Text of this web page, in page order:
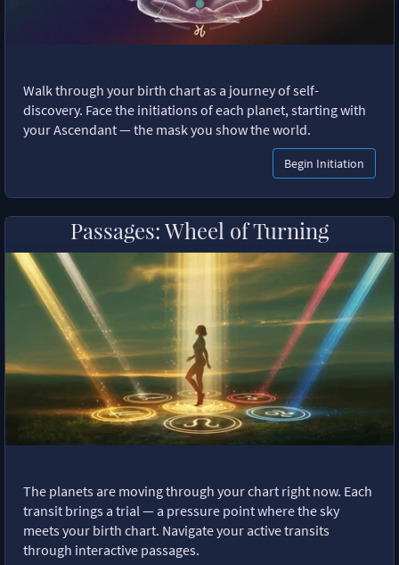
Walk through your birth chart as a journey of self-
discovery. Face the initiations of each planet, starting with
your Ascendant — the mask you show the world.
Begin Initiation
Passages: Wheel of Turning
The planets are moving through your chart right now. Each
transit brings a trial — a pressure point where the sky
meets your birth chart. Navigate your active transits
through interactive passages.